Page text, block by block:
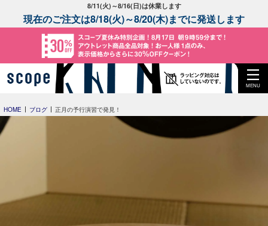
8/11(火)～8/16(日)は休業します
現在のご注文は8/18(火)～8/20(木)までに発送します
MENU
HOME ブログ 正月の予行演習で発見！